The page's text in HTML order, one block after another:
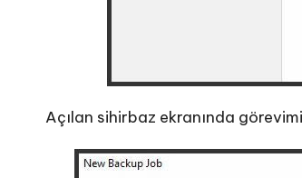
Açılan sihirbaz ekranında